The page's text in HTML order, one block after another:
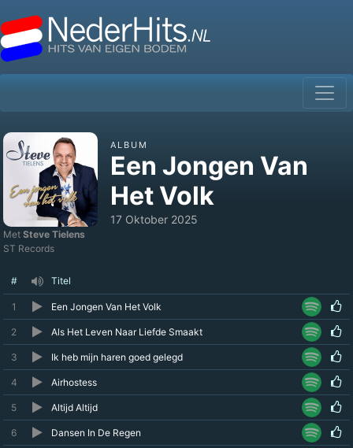
ALBUM
Een Jongen Van
Het Volk
17 Oktober 2025
Met Steve Tielens
ST Records
# Titel
1 Een Jongen Van Het Volk
2 Als Het Leven Naar Liefde Smaakt
3 Ik heb mijn haren goed gelegd
4 Airhostess
5 Altijd Altijd
6 Dansen In De Regen